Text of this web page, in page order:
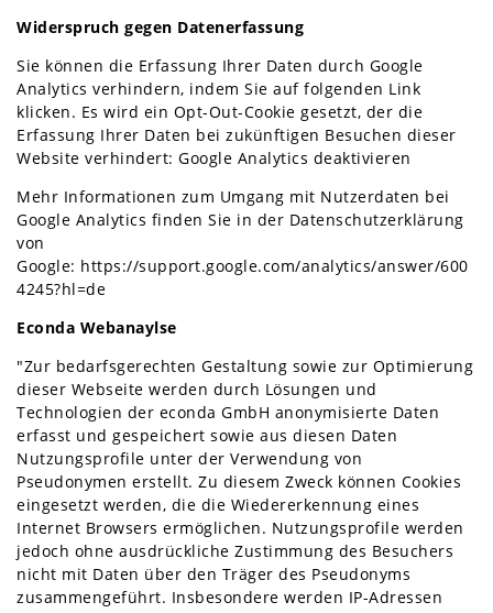
Widerspruch gegen Datenerfassung
Sie können die Erfassung Ihrer Daten durch Google
Analytics verhindern, indem Sie auf folgenden Link
klicken. Es wird ein Opt-Out-Cookie gesetzt, der die
Erfassung Ihrer Daten bei zukünftigen Besuchen dieser
Website verhindert: Google Analytics deaktivieren
Mehr Informationen zum Umgang mit Nutzerdaten bei
Google Analytics finden Sie in der Datenschutzerklärung
von
Google: https://support.google.com/analytics/answer/600
4245?hl=de
Econda Webanaylse
"Zur bedarfsgerechten Gestaltung sowie zur Optimierung
dieser Webseite werden durch Lösungen und
Technologien der econda GmbH anonymisierte Daten
erfasst und gespeichert sowie aus diesen Daten
Nutzungsprofile unter der Verwendung von
Pseudonymen erstellt. Zu diesem Zweck können Cookies
eingesetzt werden, die die Wiedererkennung eines
Internet Browsers ermöglichen. Nutzungsprofile werden
jedoch ohne ausdrückliche Zustimmung des Besuchers
nicht mit Daten über den Träger des Pseudonyms
zusammengeführt. Insbesondere werden IP-Adressen